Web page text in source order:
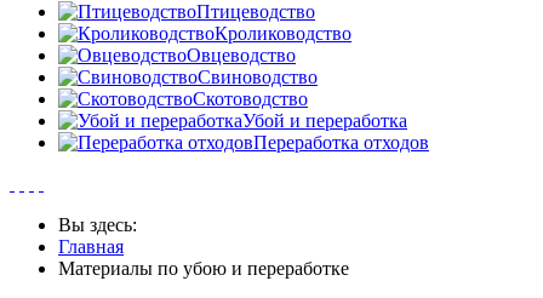
Птицеводство
Кролиководство
Овцеводство
Свиноводство
Скотоводство
Убой и переработка
Переработка отходов
Вы здесь:
Главная
Материалы по убою и переработке